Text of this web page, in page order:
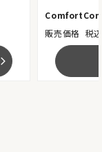
arrow_forward_ios
税